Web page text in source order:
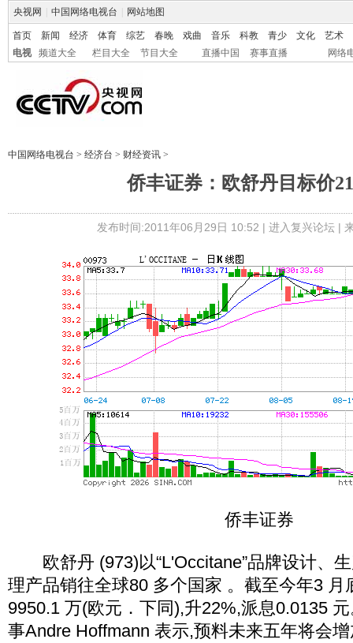
央视网 中国网络电视台 网站地图
首页 新闻 经济 体育 综艺 春晚 戏曲 音乐 科教 青少 文化
艺术
电视
频道大全 栏目大全 节目大全 直播中国 赛事直播 网络
中国网络电视台 > 经济台 > 财经资讯 >
侨丰证券：欧舒丹目标价
发布时间:2011年06月29日 10:52 | 进入复兴论坛|
侨丰证券
欧舒丹 (973)以“L'Occitane”品牌设计、
理产品销往全球80 多个国家 。截至今年3 月
9950.1 万(欧元．下同),升22%,派息0.0135
事Andre Hoffmann 表示,预料未来五年将会